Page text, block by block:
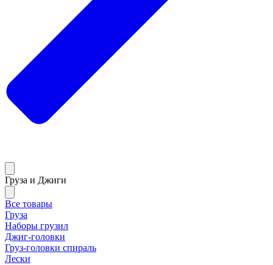
Груза и Джиги
Все товары
Груза
Наборы грузил
Джиг-головки
Груз-головки спираль
Лески